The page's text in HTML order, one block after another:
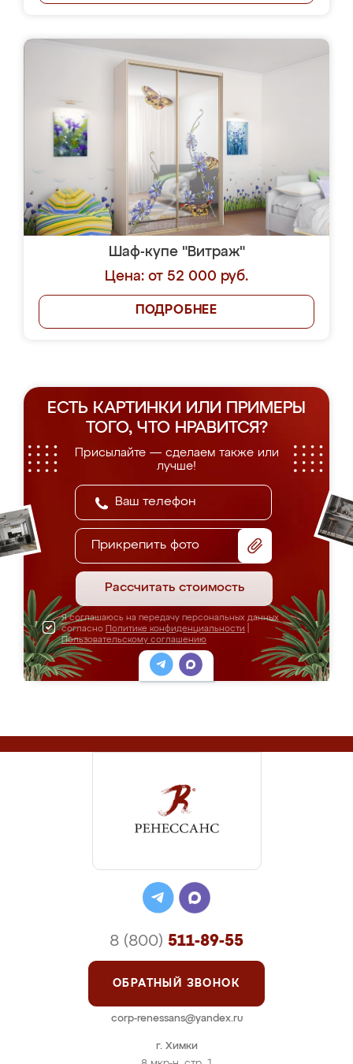
Шаф-купе "Витраж"
Цена: от 52 000 руб.
ПОДРОБНЕЕ
ЕСТЬ КАРТИНКИ ИЛИ ПРИМЕРЫ
ТОГО, ЧТО НРАВИТСЯ?
Присылайте — сделаем также или
лучше!
Прикрепить фото
Рассчитать стоимость
Я соглашаюсь на передачу персональных данных
согласно Политике конфиденциальности
Пользовательскому соглашению
г. Химки
8 (800) 511-89-55
ОБРАТНЫЙ ЗВОНОК
corp-renessans@yandex.ru